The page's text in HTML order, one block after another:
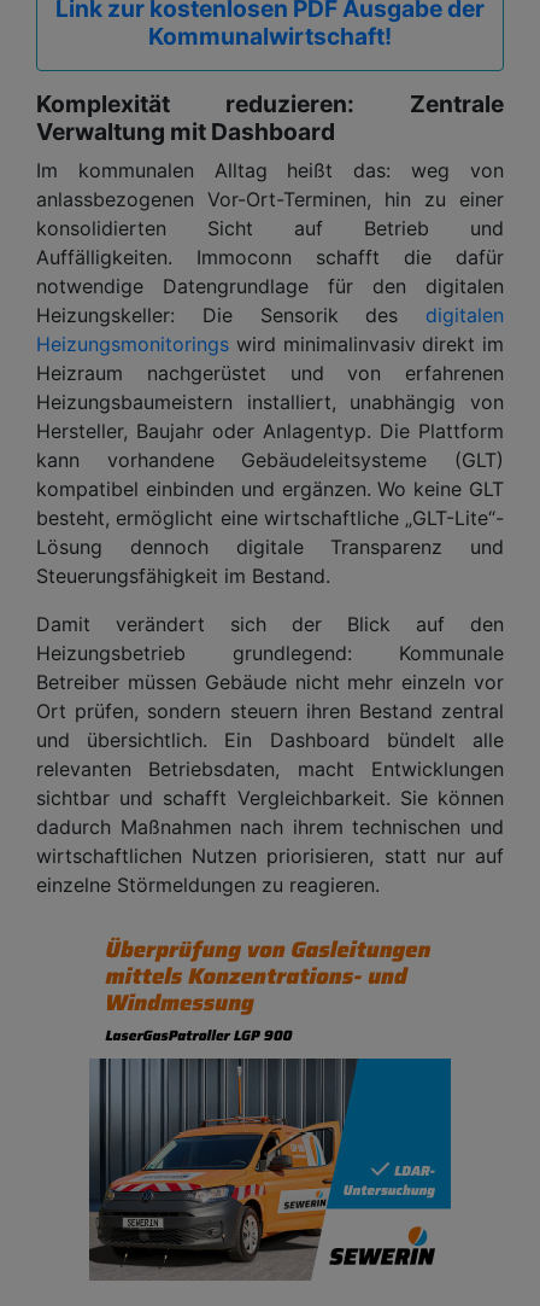
Link zur kostenlosen PDF Ausgabe der
Kommunalwirtschaft!
Komplexität reduzieren: Zentrale
Verwaltung mit Dashboard
Im kommunalen Alltag heißt das: weg von
anlassbezogenen Vor-Ort-Terminen, hin zu einer
konsolidierten Sicht auf Betrieb und
Auffälligkeiten. Immoconn schafft die dafür
notwendige Datengrundlage für den digitalen
Heizungskeller: Die Sensorik des digitalen
Heizungsmonitorings wird minimalinvasiv direkt im
Heizraum nachgerüstet und von erfahrenen
Heizungsbaumeistern installiert, unabhängig von
Hersteller, Baujahr oder Anlagentyp. Die Plattform
kann vorhandene Gebäudeleitsysteme (GLT)
kompatibel einbinden und ergänzen. Wo keine GLT
besteht, ermöglicht eine wirtschaftliche „GLT-Lite“-
Lösung dennoch digitale Transparenz und
Steuerungsfähigkeit im Bestand.
Damit verändert sich der Blick auf den
Heizungsbetrieb grundlegend: Kommunale
Betreiber müssen Gebäude nicht mehr einzeln vor
Ort prüfen, sondern steuern ihren Bestand zentral
und übersichtlich. Ein Dashboard bündelt alle
relevanten Betriebsdaten, macht Entwicklungen
sichtbar und schafft Vergleichbarkeit. Sie können
dadurch Maßnahmen nach ihrem technischen und
wirtschaftlichen Nutzen priorisieren, statt nur auf
einzelne Störmeldungen zu reagieren.